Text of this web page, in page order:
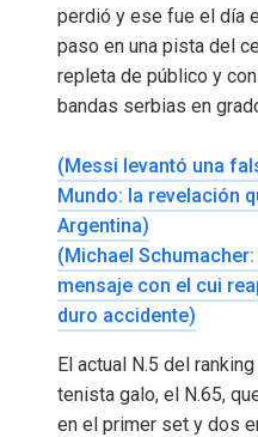
perdió y ese fue el día
paso en una pista del
repleta de público y
bandas serbias en
(Messi levantó una
Mundo: la revelación
Argentina)
(Michael
mensaje con el cui
duro accidente)
El actual N.5 del
tenista galo, el N.65,
en el primer set y dos